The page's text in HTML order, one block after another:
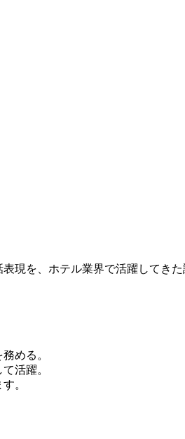
現を、ホテル業界で活躍してき
める。
活躍。
。